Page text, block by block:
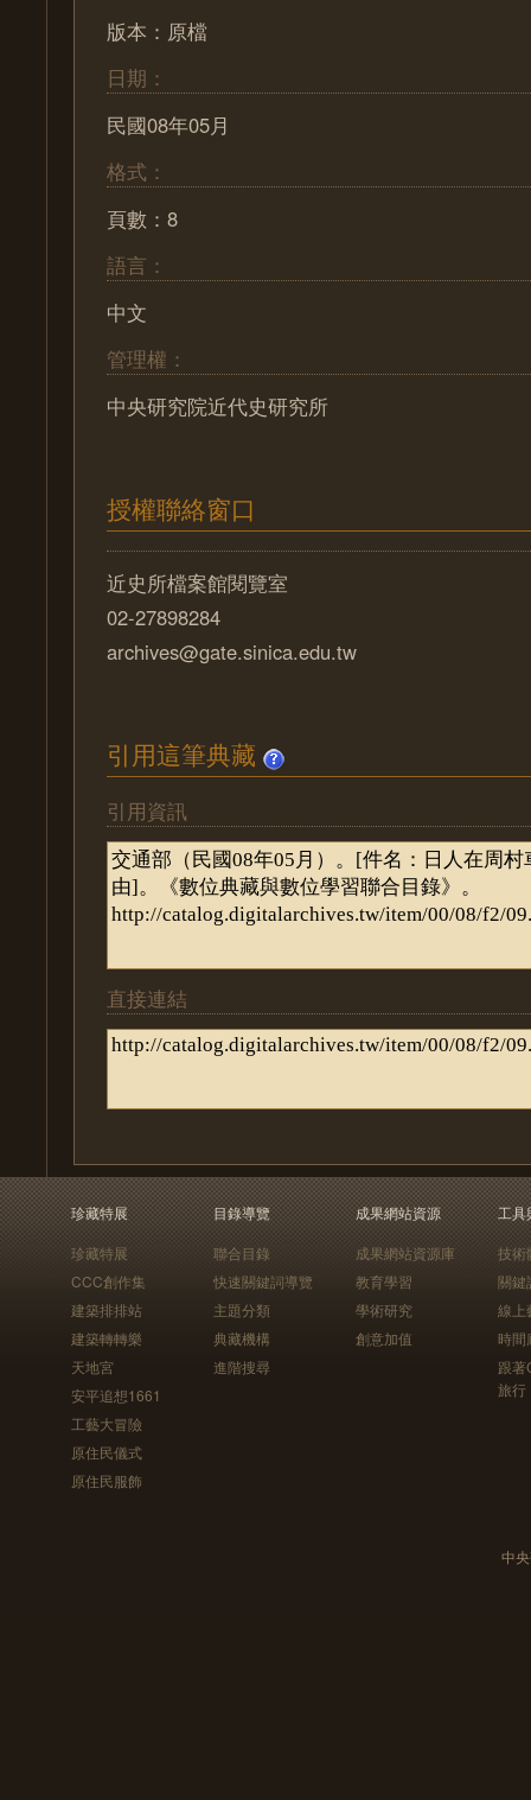
版本：原檔
日期：
民國08年05月
格式：
頁數：8
語言：
中文
管理權：
中央研究院近代史研究所
授權聯絡窗口
近史所檔案館閱覽室
02-27898284
archives@gate.sinica.edu.tw
引用這筆典藏
引用資訊
直接連結
珍藏特展
珍藏特展
CCC創作集
建築排排站
建築轉轉樂
天地宮
安平追想1661
工藝大冒險
原住民儀式
原住民服飾
目錄導覽
聯合目錄
快速關鍵詞導覽
主題分類
典藏機構
進階搜尋
成果網站資源
成果網站資源庫
教育學習
學術研究
創意加值
工具
技術
關鍵
線上
時間
跟
旅行
中